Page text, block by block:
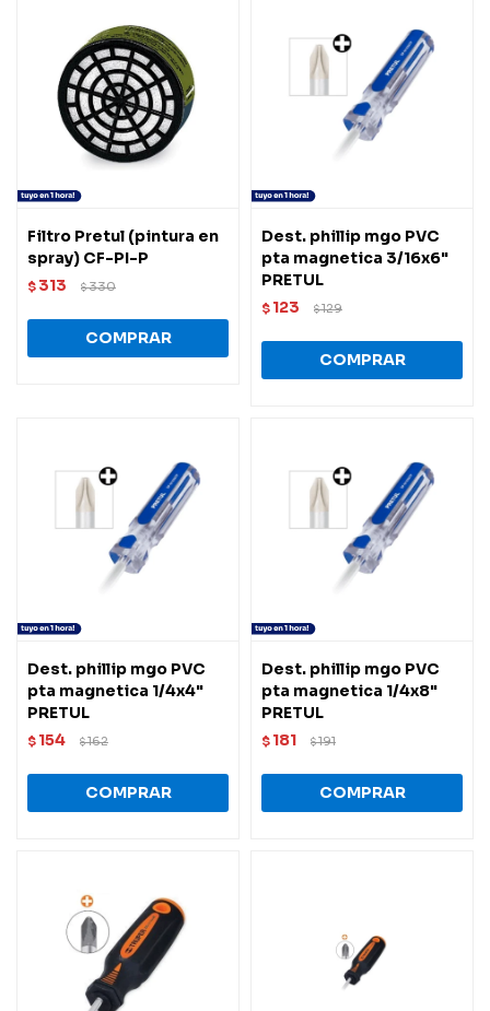
Filtro Pretul (pintura en
spray) CF-PI-P
$ 313 $330
Dest. phillip mgo PVC
pta magnetica 3/16x6"
PRETUL
$ 123 $129
Dest. phillip mgo PVC
pta magnetica 1/4x4"
PRETUL
$ 154 $162
Dest. phillip mgo PVC
pta magnetica 1/4x8"
PRETUL
$ 181 $191